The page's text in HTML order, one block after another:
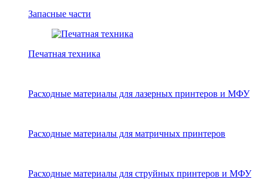
Запасные части
Печатная техника
Расходные материалы для лазерных принтеров и МФУ
Расходные материалы для матричных принтеров
Расходные материалы для струйных принтеров и МФУ